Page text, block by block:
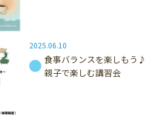
2025.06.10
食事バランスを楽しもう♪
親子で楽しむ講習会